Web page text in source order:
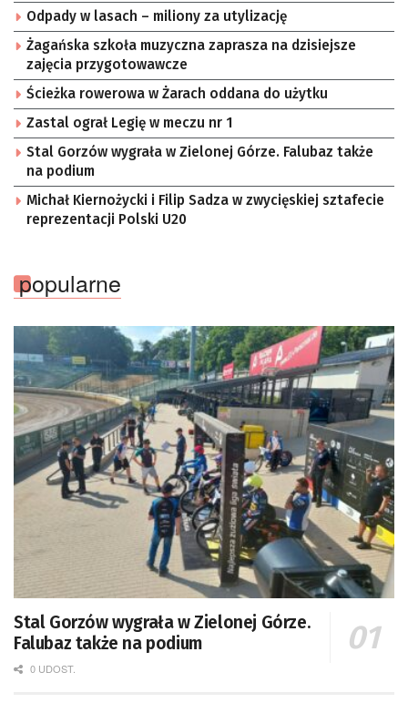
Odpady w lasach – miliony za utylizację
Żagańska szkoła muzyczna zaprasza na dzisiejsze
zajęcia przygotowawcze
Ścieżka rowerowa w Żarach oddana do użytku
Zastal ograł Legię w meczu nr 1
Stal Gorzów wygrała w Zielonej Górze. Falubaz także
na podium
Michał Kiernożycki i Filip Sadza w zwycięskiej sztafecie
reprezentacji Polski U20
popularne
Stal Gorzów wygrała w Zielonej Górze.
Falubaz także na podium
0 UDOST.